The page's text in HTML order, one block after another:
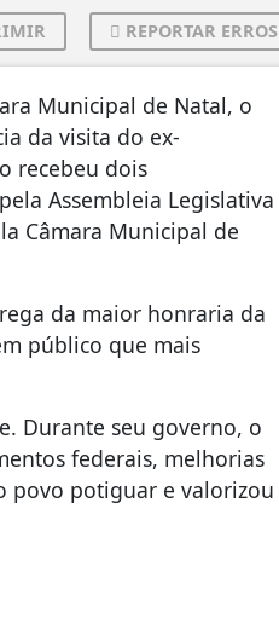
REPORTAR ERROS
Municipal de Natal, o
da visita do ex-
recebeu dois
Assembleia Legislativa
Câmara Municipal de
da maior honraria da
público que mais
Durante seu governo, o
federais, melhorias
povo potiguar e valorizou